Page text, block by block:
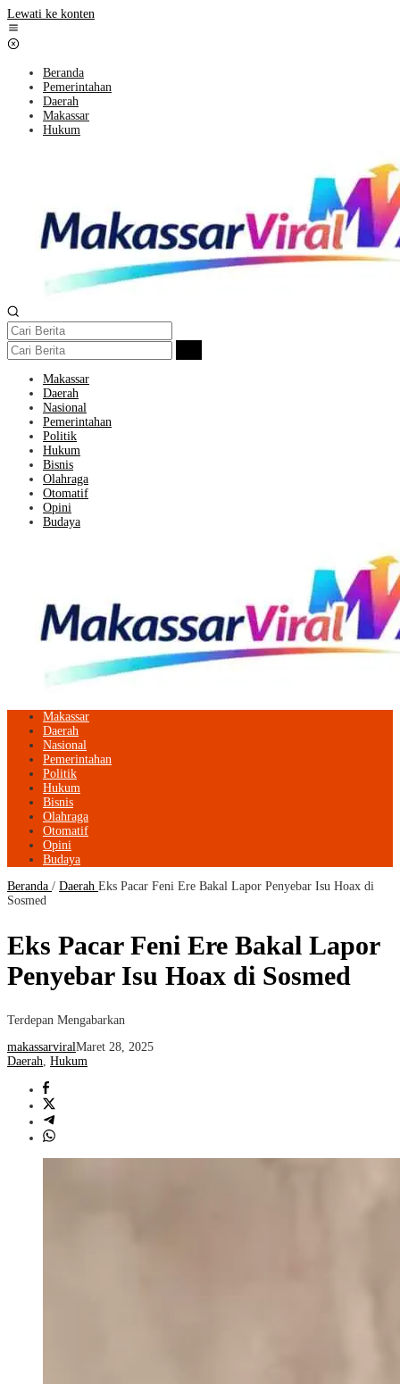
Lewati ke konten
Beranda
Pemerintahan
Daerah
Makassar
Hukum
Makassar
Daerah
Nasional
Pemerintahan
Politik
Hukum
Bisnis
Olahraga
Otomatif
Opini
Budaya
Makassar
Daerah
Nasional
Pemerintahan
Politik
Hukum
Bisnis
Olahraga
Otomatif
Opini
Budaya
Beranda / Daerah Eks Pacar Feni Ere Bakal Lapor Penyebar Isu Hoax di
Sosmed
Eks Pacar Feni Ere Bakal Lapor
Penyebar Isu Hoax di Sosmed
Terdepan Mengabarkan
makassarviralMaret 28, 2025
Daerah, Hukum